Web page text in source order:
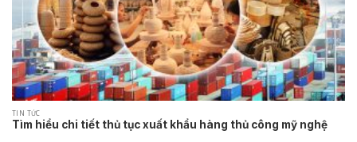
TIN TỨC
Tìm hiểu chi tiết thủ tục xuất khẩu hàng thủ công mỹ nghệ